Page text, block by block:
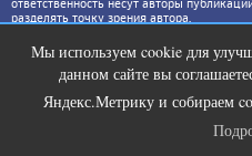
разделять точку зрения автора.
Мы используем cookie для
данном сайте вы
Яндекс.Метрику и собираем
Ролик
будете в